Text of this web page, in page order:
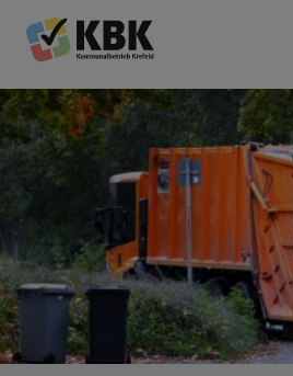
Kommunalbetrieb Krefeld Startseite
Service
Information
Unternehmen